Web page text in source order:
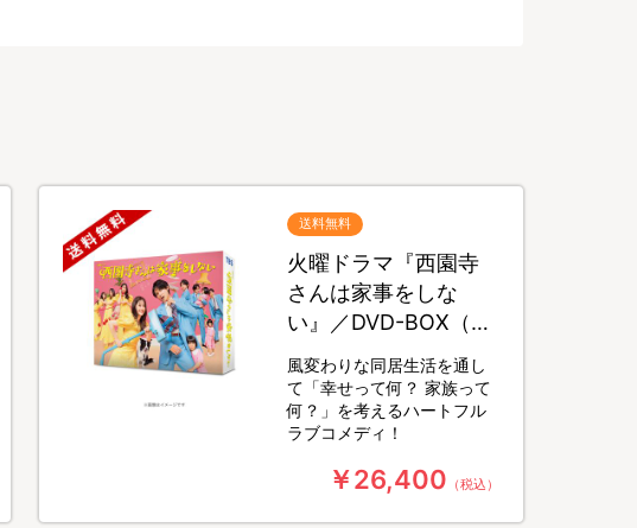
送料無料
火曜ドラマ『西園寺
さんは家事をしな
い』／DVD-BOX（送
料無料・6枚組）
風変わりな同居生活を通し
て「幸せって何？ 家族って
何？」を考えるハートフル
ラブコメディ！
￥26,400 （税込）